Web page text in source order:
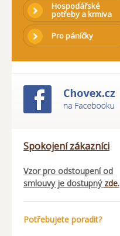
Hospodářské
potřeby a krmiva
Pro páníčky
Spokojení zákazníci
Vzor pro odstoupení od
smlouvy je dostupný zde.
Potřebujete poradit?